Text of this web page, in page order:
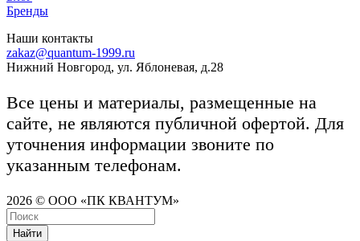
Бренды
Наши контакты
zakaz@quantum-1999.ru
Нижний Новгород, ул. Яблоневая, д.28
Все цены и материалы, размещенные на
сайте, не являются публичной офертой. Для
уточнения информации звоните по
указанным телефонам.
2026 © ООО «ПК КВАНТУМ»
Найти